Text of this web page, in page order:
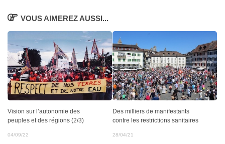
VOUS AIMEREZ AUSSI...
Vision sur l’autonomie des
peuples et des régions (2/3)
04/09/22
Des milliers de manifestants
contre les restrictions sanitaires
28/04/21